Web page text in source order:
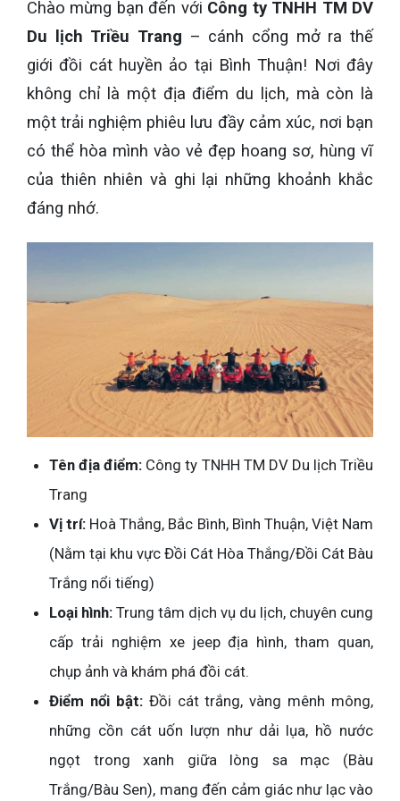
Chào mừng bạn đến với Công ty TNHH TM DV
Du lịch Triều Trang – cánh cổng mở ra thế
giới đồi cát huyền ảo tại Bình Thuận! Nơi đây
không chỉ là một địa điểm du lịch, mà còn là
một trải nghiệm phiêu lưu đầy cảm xúc, nơi bạn
có thể hòa mình vào vẻ đẹp hoang sơ, hùng vĩ
của thiên nhiên và ghi lại những khoảnh khắc
đáng nhớ.
Tên địa điểm: Công ty TNHH TM DV Du lịch Triều
Trang
Vị trí: Hoà Thắng, Bắc Bình, Bình Thuận, Việt Nam
(Nằm tại khu vực Đồi Cát Hòa Thắng/Đồi Cát Bàu
Trắng nổi tiếng)
Loại hình: Trung tâm dịch vụ du lịch, chuyên cung
cấp trải nghiệm xe jeep địa hình, tham quan,
chụp ảnh và khám phá đồi cát.
Điểm nổi bật:Đồi cát trắng, vàng mênh mông,
những cồn cát uốn lượn như dải lụa, hồ nước
ngọt trong xanh giữa lòng sa mạc (Bàu
Trắng/Bàu Sen), mang đến cảm giác như lạc vào